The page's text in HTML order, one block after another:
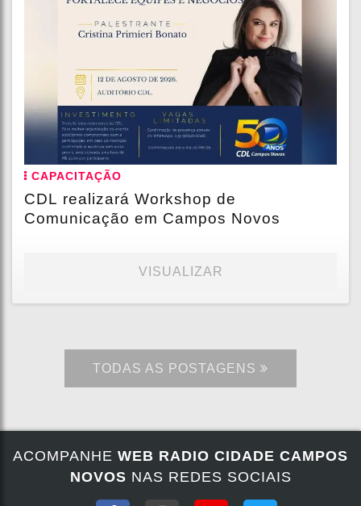
CAPACITAÇÃO
CDL realizará Workshop de
Comunicação em Campos Novos
VISUALIZAR
TODAS AS POSTAGENS
ACOMPANHE WEB RADIO CIDADE CAMPOS
NOVOS NAS REDES SOCIAIS